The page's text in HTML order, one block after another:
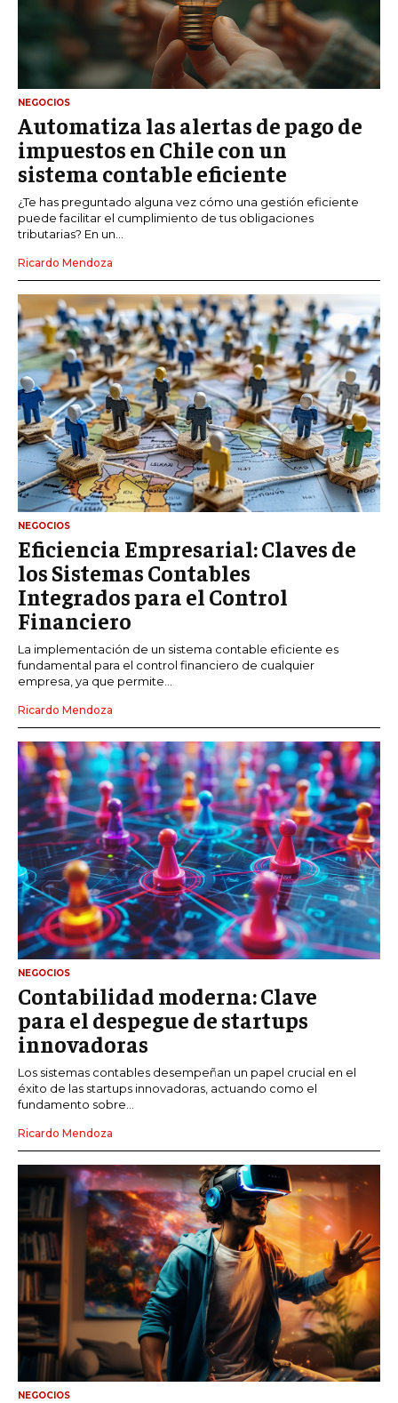
NEGOCIOS
Automatiza las alertas de pago de
impuestos en Chile con un
sistema contable eficiente
¿Te has preguntado alguna vez cómo una gestión eficiente
puede facilitar el cumplimiento de tus obligaciones
tributarias? En un...
Ricardo Mendoza
NEGOCIOS
Eficiencia Empresarial: Claves de
los Sistemas Contables
Integrados para el Control
Financiero
La implementación de un sistema contable eficiente es
fundamental para el control financiero de cualquier
empresa, ya que permite...
Ricardo Mendoza
NEGOCIOS
Contabilidad moderna: Clave
para el despegue de startups
innovadoras
Los sistemas contables desempeñan un papel crucial en el
éxito de las startups innovadoras, actuando como el
fundamento sobre...
Ricardo Mendoza
NEGOCIOS